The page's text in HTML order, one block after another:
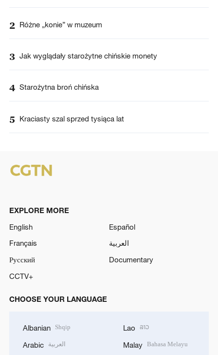
2 Różne „konie” w muzeum
3 Jak wyglądały starożytne chińskie monety
4 Starożytna broń chińska
5 Kraciasty szal sprzed tysiąca lat
EXPLORE MORE
English
Español
Français
العربية
Русский
Documentary
CCTV+
CHOOSE YOUR LANGUAGE
Albanian Shqip
Arabic العربية
Lao ລາວ
Malay Bahasa Melayu